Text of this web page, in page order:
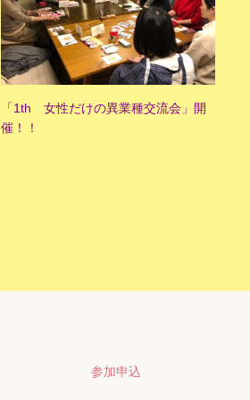
「1th 女性だけの異業種交流会」開
催！！
参加申込